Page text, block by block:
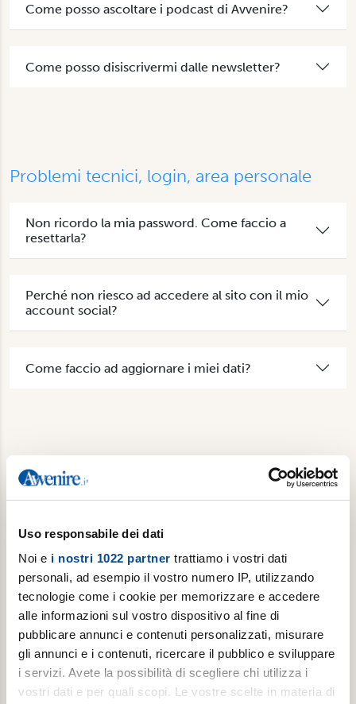
Uso responsabile dei dati
Noi e i nostri 1022 partner trattiamo i vostri dati
personali, ad esempio il vostro numero IP, utilizzando
tecnologie come i cookie per memorizzare e accedere
alle informazioni sul vostro dispositivo al fine di
pubblicare annunci e contenuti personalizzati, misurare
gli annunci e i contenuti, ricercare il pubblico e sviluppare
i servizi. Avete la possibilità di scegliere chi utilizza i
vostri dati e per quali scopi. Le vostre scelte in materia di
Come posso ascoltare i podcast di Avvenire?
Come posso disiscrivermi dalle newsletter?
Problemi tecnici, login, area personale
Non ricordo la mia password. Come faccio a
resettarla?
Perché non riesco ad accedere al sito con il mio
account social?
Come faccio ad aggiornare i miei dati?
Non abbiamo risposto alla tua domanda? Contattaci.